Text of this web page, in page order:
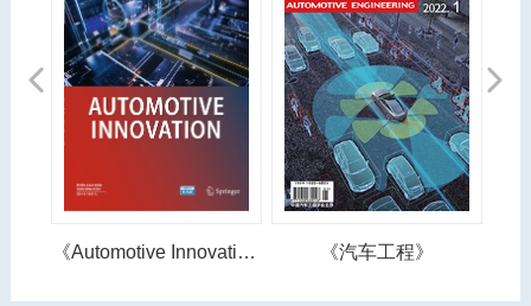
Previous
《Automotive Innovation》 《汽车工程》
Next